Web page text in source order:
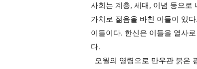
사회는 계층, 세대, 이념 등으로
가치로 젊음을 바친 이들이 있
이들이다. 한신은 이들을 열사
다.
오월의 영령으로 만우관 붉은